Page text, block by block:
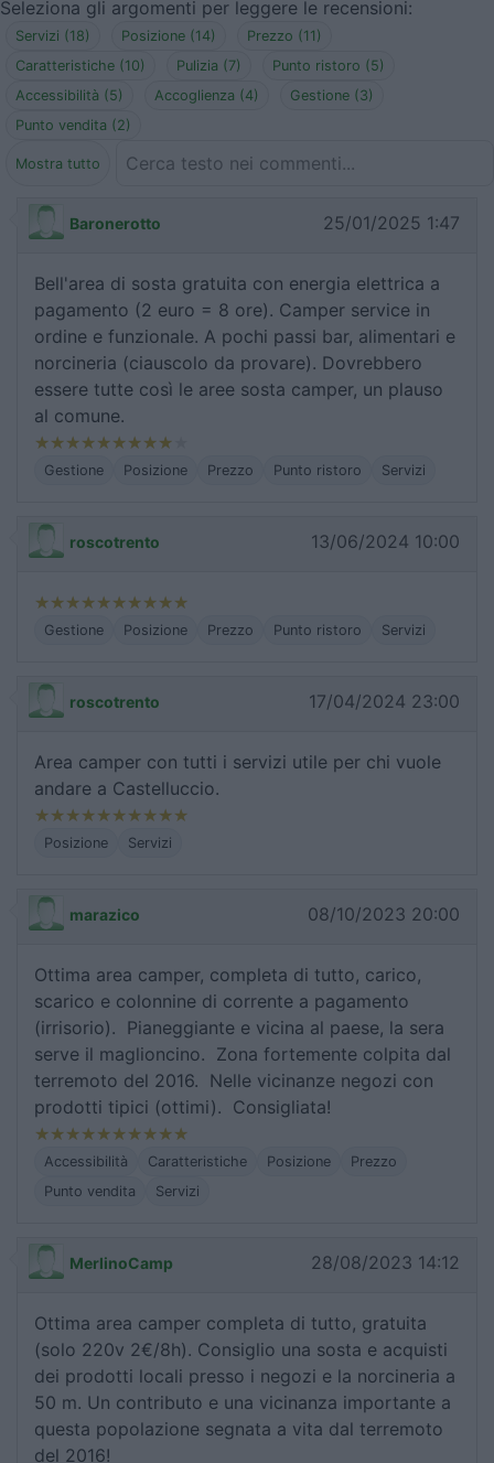
Seleziona gli argomenti per leggere le recensioni:
Servizi (18) Posizione (14)
Prezzo (11)
Caratteristiche (10)
Pulizia (7)
Punto ristoro (5)
Accessibilità (5)
Accoglienza (4)
Gestione (3)
Punto vendita (2)
Mostra tutto
Baronerotto 25/01/2025 1:47
Bell'area di sosta gratuita con energia elettrica a
pagamento (2 euro = 8 ore). Camper service in
ordine e funzionale. A pochi passi bar, alimentari e
norcineria (ciauscolo da provare). Dovrebbero
essere tutte così le aree sosta camper, un plauso
al comune.
Gestione Posizione Prezzo Punto ristoro Servizi
roscotrento 13/06/2024 10:00
Gestione Posizione Prezzo Punto ristoro Servizi
roscotrento 17/04/2024 23:00
Area camper con tutti i servizi utile per chi vuole
andare a Castelluccio.
Posizione Servizi
marazico 08/10/2023 20:00
Ottima area camper, completa di tutto, carico,
scarico e colonnine di corrente a pagamento
(irrisorio). Pianeggiante e vicina al paese, la sera
serve il maglioncino. Zona fortemente colpita dal
terremoto del 2016. Nelle vicinanze negozi con
prodotti tipici (ottimi). Consigliata!
Accessibilità Caratteristiche Posizione
Prezzo
Punto vendita
Servizi
MerlinoCamp 28/08/2023 14:12
Ottima area camper completa di tutto, gratuita
(solo 220v 2€/8h). Consiglio una sosta e acquisti
dei prodotti locali presso i negozi e la norcineria a
50 m. Un contributo e una vicinanza importante a
questa popolazione segnata a vita dal terremoto
del 2016!